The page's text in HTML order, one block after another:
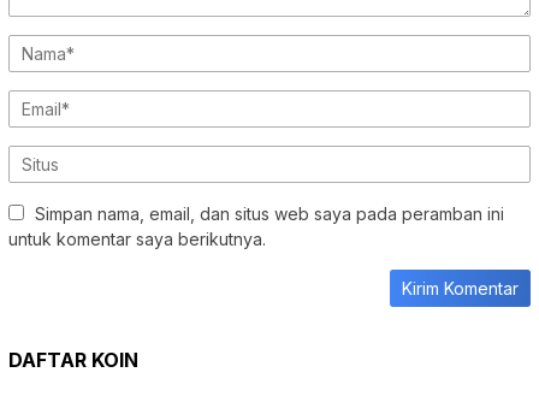
Simpan nama, email, dan situs web saya pada peramban ini
untuk komentar saya berikutnya.
DAFTAR KOIN